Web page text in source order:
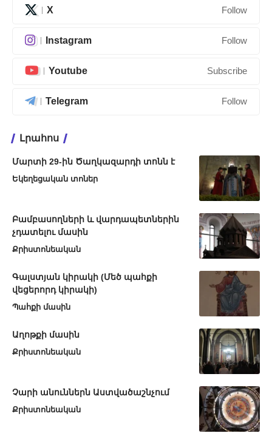
X Follow
Instagram Follow
Youtube Subscribe
Telegram Follow
Լրահոս
Մարտի 29-ին Ծաղկազարդի տոնն է
Եկեղեցական տոներ
Բամբասողների և վարդապետներին
չդատելու մասին
Քրիստոնեական
Գալստյան կիրակի (Մեծ պահքի
վեցերորդ կիրակի)
Պահքի մասին
Աղոթքի մասին
Քրիստոնեական
Չարի անուններն Աստվածաշնչում
Քրիստոնեական